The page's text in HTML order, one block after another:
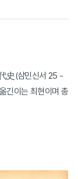
史(삼민신서 25 -
긴이는 최현이며 총